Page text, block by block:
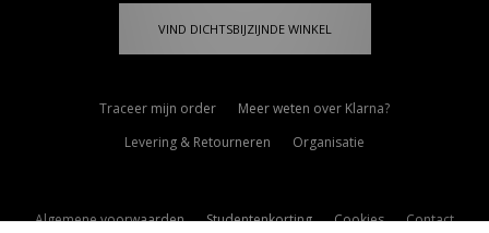
VIND DICHTSBIJZIJNDE WINKEL
Traceer mijn order
Meer weten over Klarna?
Levering & Retourneren
Organisatie
Algemene voorwaarden Studentenkorting Cookies
Contact